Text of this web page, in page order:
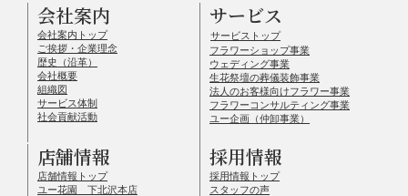
会社案内
会社案内トップ
ご挨拶・企業理念
歴史（沿革）
会社概要
組織図
サービス体制
社会貢献活動
サービス
サービストップ
フラワーショップ事業
ウェディング事業
生花祭壇の葬儀装飾事業
法人のお客様向けフラワー事業
フラワーコンサルティング事業
ユー企画（仲卸事業）
店舗情報
店舗情報トップ
ユー花園 下北沢本店
採用情報
採用情報トップ
スタッフの声